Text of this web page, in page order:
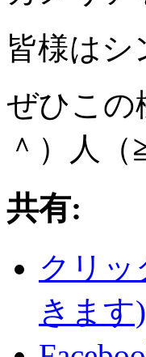
皆様はシ
ぜひこの
＾）人（
共有:
クリッ
きます)